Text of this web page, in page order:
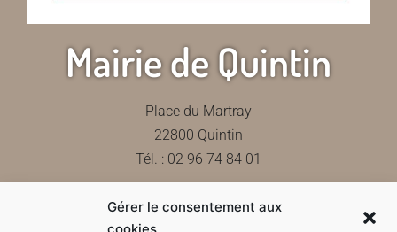
Gérer le consentement aux
Mairie de Quintin
Place du Martray
22800 Quintin
Tél. : 02 96 74 84 01
Contactez-nous